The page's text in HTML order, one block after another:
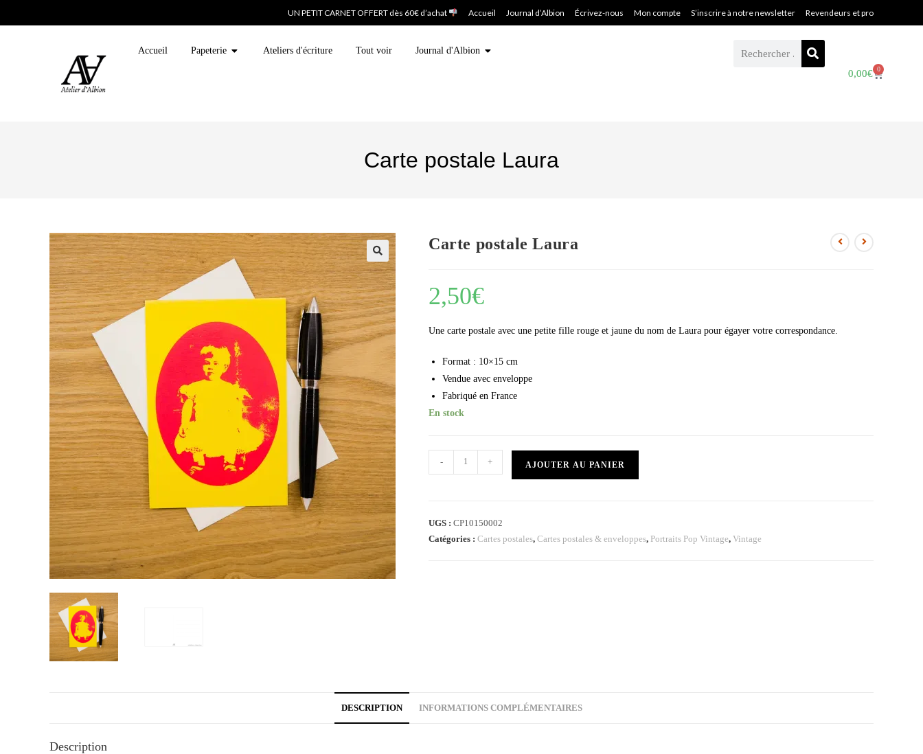
UN PETIT CARNET OFFERT dès 60€ d’achat Accueil Journal d’Albion Écrivez-nous Mon compte S’inscrire à notre newsletter Revendeurs et pro
Accueil Papeterie Ateliers d'écriture Tout voir Journal d'Albion
0,00€ 0
Carte postale Laura
Carte postale Laura
2,50€
Une carte postale avec une petite fille rouge et jaune du nom de Laura pour égayer votre correspondance.
Format : 10×15 cm
Vendue avec enveloppe
Fabriqué en France
En stock
- + AJOUTER AU PANIER
UGS : CP10150002
Catégories : Cartes postales, Cartes postales & enveloppes, Portraits Pop Vintage, Vintage
DESCRIPTION INFORMATIONS COMPLÉMENTAIRES
Description